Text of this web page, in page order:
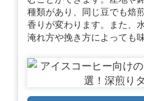
種類があり、同じ豆でも焙
香りが変わります。また、
淹れ方や挽き方によっても